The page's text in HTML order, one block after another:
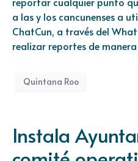
a las y los cancunenses a
ChatCun, a través del
realizar reportes de
Quintana Roo
Instala